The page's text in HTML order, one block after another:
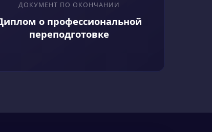
ДОКУМЕНТ ПО ОКОНЧАНИИ
о профессиональной
переподготовке